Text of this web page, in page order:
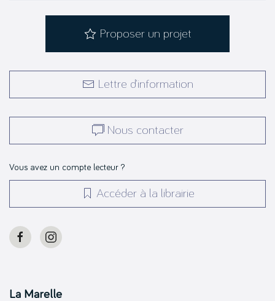
Proposer un projet
Lettre d’information
Nous contacter
Vous avez un compte lecteur ?
Accéder à la librairie
La Marelle